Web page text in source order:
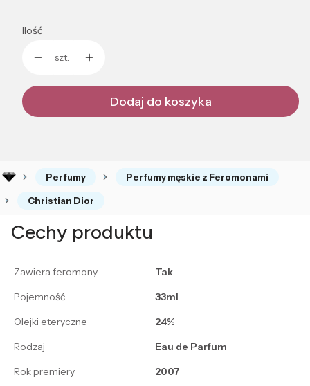
Ilość
szt.
Dodaj do koszyka
Perfumy Perfumy męskie z Feromonami
Christian Dior
Cechy produktu
Zawiera feromony
Tak
Pojemność
33ml
Olejki eteryczne
24%
Rodzaj
Eau de Parfum
Rok premiery
2007